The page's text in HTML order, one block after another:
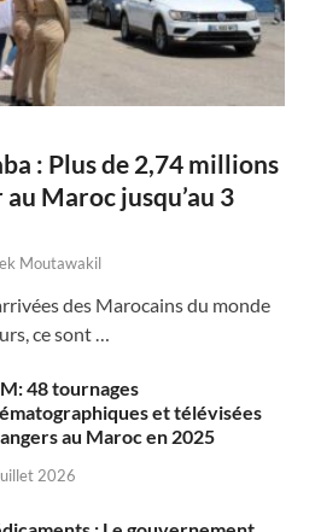
: Plus de 2,74 millions
Maroc jusqu’au 3
Moutawakil
des Marocains du monde
ce sont …
48 tournages
et télévisées
au Maroc en 2025
2026